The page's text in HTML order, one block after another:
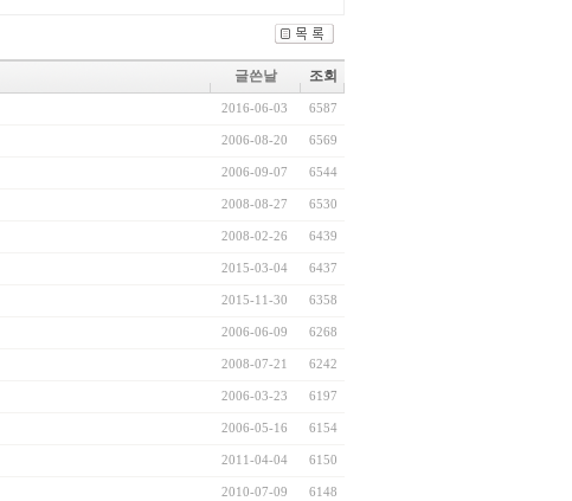
글쓴날 조회
2016-06-03 6587
2006-08-20 6569
2006-09-07 6544
2008-08-27 6530
2008-02-26 6439
2015-03-04 6437
2015-11-30 6358
2006-06-09 6268
2008-07-21 6242
2006-03-23 6197
2006-05-16 6154
2011-04-04 6150
2010-07-09 6148